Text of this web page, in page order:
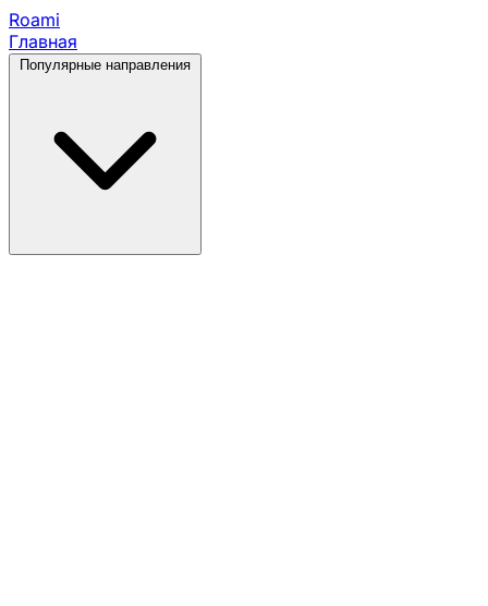
Roami
Главная
Популярные направления